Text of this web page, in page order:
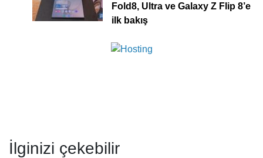
Fold8, Ultra ve Galaxy Z Flip 8’e
ilk bakış
İlginizi çekebilir